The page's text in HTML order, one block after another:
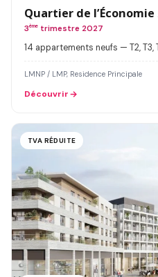
Quartier de l’Économie
3ème trimestre 2027
14 appartements neufs — T2, T3,
LMNP / LMP, Residence Principale
Découvrir
TVA RÉDUITE